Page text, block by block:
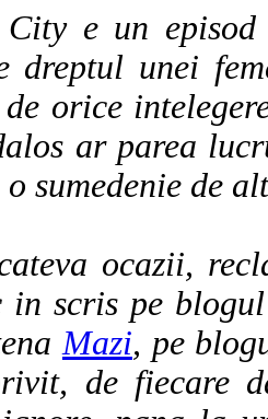
e un episod
dreptul unei
orice
ar parea
o sumedenie de
ocazii,
in scris pe
Mazi, pe
de fiecare